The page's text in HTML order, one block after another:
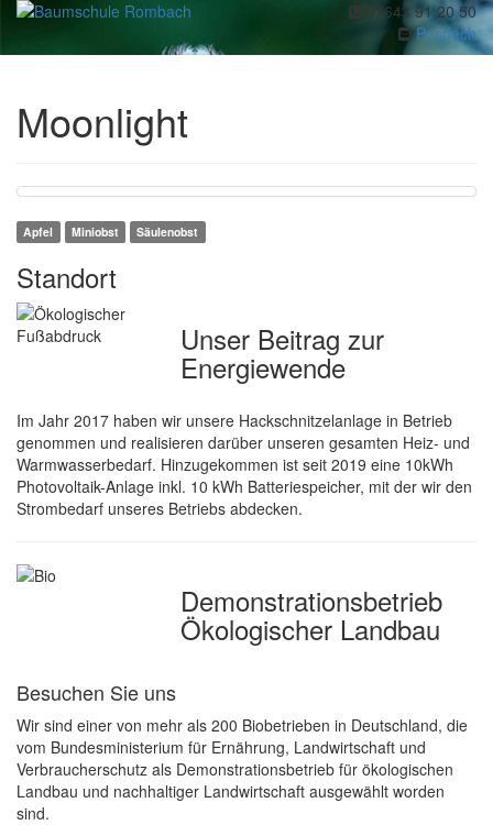
07643 91 20 50
Postfach
Moonlight
Apfel Miniobst Säulenobst
Standort
Unser Beitrag zur
Energiewende
Im Jahr 2017 haben wir unsere Hackschnitzelanlage in Betrieb
genommen und realisieren darüber unseren gesamten Heiz- und
Warmwasserbedarf. Hinzugekommen ist seit 2019 eine 10kWh
Photovoltaik-Anlage inkl. 10 kWh Batteriespeicher, mit der wir den
Strombedarf unseres Betriebs abdecken.
Demonstrations­betrieb
Ökologischer Landbau
Besuchen Sie uns
Wir sind einer von mehr als 200 Biobetrieben in Deutschland, die
vom Bundesministerium für Ernährung, Landwirtschaft und
Verbraucherschutz als Demonstrationsbetrieb für ökologischen
Landbau und nachhaltiger Landwirtschaft ausgewählt worden
sind.